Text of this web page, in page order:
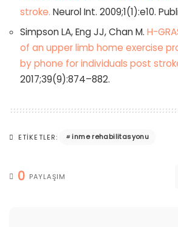
stroke. Neurol Int. 2009;1(1):e10.
Simpson LA, Eng JJ, Chan M. H-
of an upper limb home exercise
by phone for individuals post
2017;39(9):874–882.
ETIKETLER: inme rehabilitasyonu
0 PAYLAŞIM